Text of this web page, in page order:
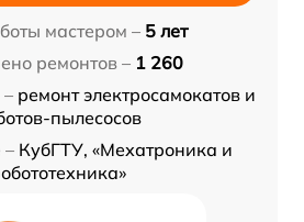
мастером – 5 лет
ремонтов – 1 260
ремонт электросамокатов и
пылесосов
КубГТУ, «Мехатроника и